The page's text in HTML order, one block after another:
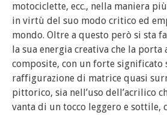
motociclette, ecc., nella maniera
in virtù del suo modo critico ed
mondo. Oltre a questo però si sta
la sua energia creativa che la
composite, con un forte significato
raffigurazione di matrice quasi
pittorico, sia nell’uso dell’acrilico
vanta di un tocco leggero e sottile,